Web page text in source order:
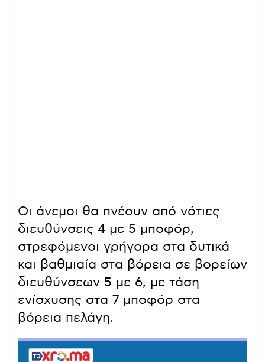
Οι άνεμοι θα πνέουν από νότιες
διευθύνσεις 4 με 5 μποφόρ,
στρεφόμενοι γρήγορα στα δυτικά
και βαθμιαία στα βόρεια σε βορείων
διευθύνσεων 5 με 6, με τάση
ενίσχυσης στα 7 μποφόρ στα
βόρεια πελάγη.